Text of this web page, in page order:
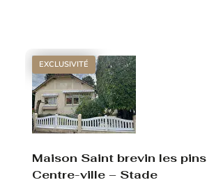
EXCLUSIVITÉ
Maison Saint brevin les pins
Centre-ville – Stade